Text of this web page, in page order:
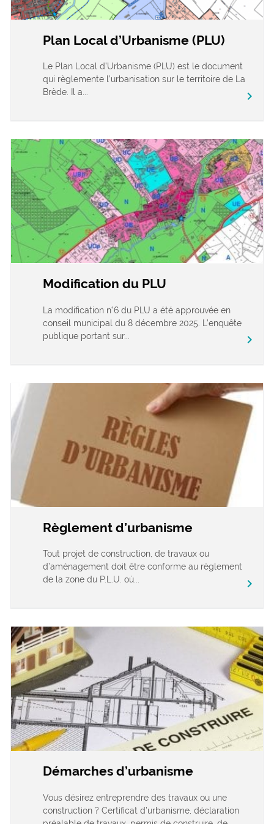
Plan Local d’Urbanisme (PLU)
Le Plan Local d’Urbanisme (PLU) est le document
qui règlemente l’urbanisation sur le territoire de La
Brède. Il a...
chevron_right
Modification du PLU
La modification n°6 du PLU a été approuvée en
conseil municipal du 8 décembre 2025. L’enquête
publique portant sur...
chevron_right
Règlement d’urbanisme
Tout projet de construction, de travaux ou
d’aménagement doit être conforme au règlement
de la zone du P.L.U. où...
chevron_right
Démarches d’urbanisme
Vous désirez entreprendre des travaux ou une
construction ? Certificat d’urbanisme, déclaration